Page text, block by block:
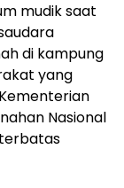
mudik saat
di kampung
yang
Nasional